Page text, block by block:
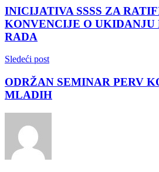
INICIJATIVA SSSS ZA
KONVENCIJE O UKIDANJU
RADA
Sledeći post
ODRŽAN SEMINAR PERV
MLADIH